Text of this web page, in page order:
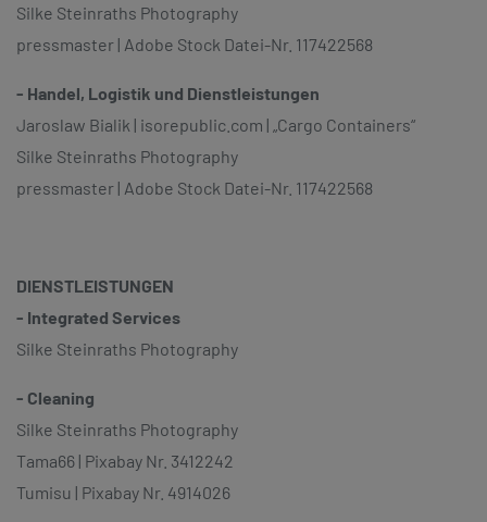
Silke Steinraths Photography
pressmaster | Adobe Stock Datei-Nr. 117422568
- Handel, Logistik und Dienstleistungen
Jaroslaw Bialik | isorepublic.com | „Cargo Containers“
Silke Steinraths Photography
pressmaster | Adobe Stock Datei-Nr. 117422568
DIENSTLEISTUNGEN
- Integrated Services
Silke Steinraths Photography
- Cleaning
Silke Steinraths Photography
Tama66 | Pixabay Nr. 3412242
Tumisu | Pixabay Nr. 4914026